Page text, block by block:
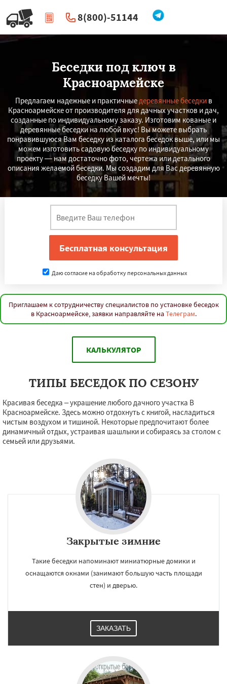
8(800)-51144
| Перезвоните мне
Беседки под ключ в
Красноармейске
Предлагаем надежные и практичныедеревянные беседкив
Красноармейске от производителя для дачных участков и дач,
созданные по индивидуальному заказу. Изготовим кованые и
деревянные беседки на любой вкус! Вы можете выбрать
понравившуюся Вам беседку из каталога беседок выше, или мы
можем изготовить садовую беседку по индивидуальному
проекту — нам достаточно фото, чертежа или детального
описания желаемой беседки. Мы создадим для Вас деревянную
беседку Вашей мечты!
Даю согласие на обработку персональных данных
Приглашаем к сотрудничеству специалистов по установке беседок
в Красноармейске, заявки направляйте на Телеграм.
КАЛЬКУЛЯТОР
ТИПЫ БЕСЕДОК ПО СЕЗОНУ
Красивая беседка – украшение любого дачного участка В
Красноармейске. Здесь можно отдохнуть с книгой, насладиться
чистым воздухом и тишиной. Некоторые предпочитают более
динамичный отдых, устраивая шашлыки и собираясь за столом с
семьей или друзьями.
Закрытые зимние
Такие беседки напоминают миниатюрные домики и
оснащаются окнами (занимают большую часть площади
стен) и дверью.
ЗАКАЗАТЬ